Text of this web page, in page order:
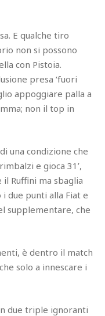
E qualche tiro
non si possono
con Pistoia.
presa ‘fuori
appoggiare palla a
non il top in
una condizione che
e gioca 31’,
il Ruffini ma sbaglia
due punti alla Fiat e
supplementare, che
è dentro il match
solo a innescare i
due triple ignoranti